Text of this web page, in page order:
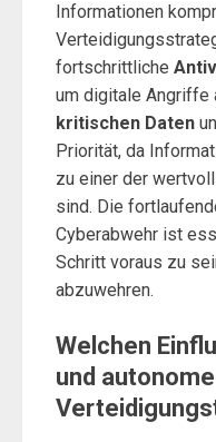
Informationen
fortschrittliche
um digitale Angriffe
kritischen Daten
Priorität, da
zu einer der
sind. Die
Cyberabwehr ist
Schritt voraus zu
abzuwehren.
Welchen
und